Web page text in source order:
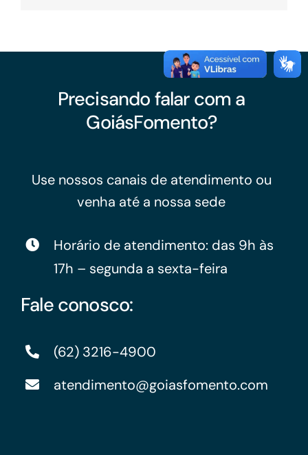
Precisando falar com a
GoiásFomento?
Use nossos canais de atendimento ou
venha até a nossa sede
Horário de atendimento: das 9h às
17h – segunda a sexta-feira
Fale conosco:
(62) 3216-4900
atendimento@goiasfomento.com